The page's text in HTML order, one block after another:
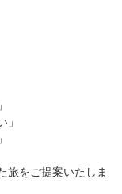
」
旅をご提案いたしま